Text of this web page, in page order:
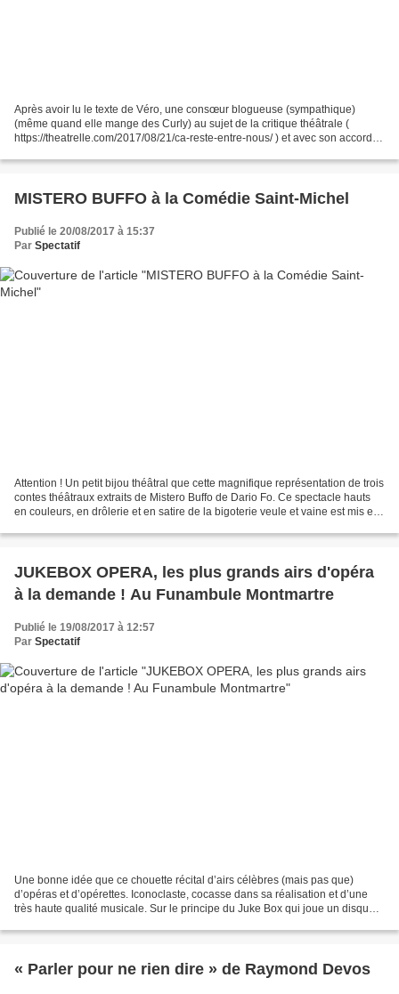
Après avoir lu le texte de Véro, une consœur blogueuse (sympathique)
(même quand elle mange des Curly) au sujet de la critique théâtrale (
https://theatrelle.com/2017/08/21/ca-reste-entre-nous/ ) et avec son accord
MISTERO BUFFO à la Comédie Saint-Michel
Publié le 20/08/2017 à 15:37
Par Spectatif
Attention ! Un petit bijou théâtral que cette magnifique représentation de trois
contes théâtraux extraits de Mistero Buffo de Dario Fo. Ce spectacle hauts
en couleurs, en drôlerie et en satire de la bigoterie veule et vaine est mis en
JUKEBOX OPERA, les plus grands airs d'opéra
à la demande ! Au Funambule Montmartre
Publié le 19/08/2017 à 12:57
Par Spectatif
Une bonne idée que ce chouette récital d’airs célèbres (mais pas que)
d’opéras et d’opérettes. Iconoclaste, cocasse dans sa réalisation et d’une
très haute qualité musicale. Sur le principe du Juke Box qui joue un disque à
« Parler pour ne rien dire » de Raymond Devos